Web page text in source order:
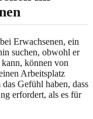
Erwachsenen, ein
suchen, obwohl er
können von
Arbeitsplatz
Gefühl haben, dass
erfordert, als es für